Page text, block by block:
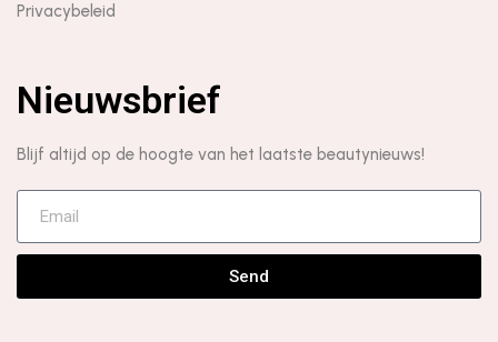
Privacybeleid
Nieuwsbrief
Blijf altijd op de hoogte van het laatste beautynieuws!
Send